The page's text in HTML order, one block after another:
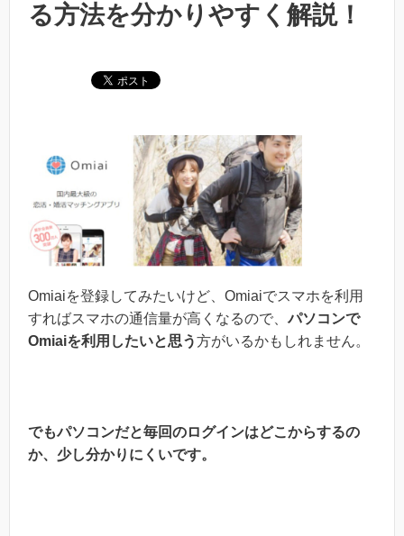
る方法を分かりやすく解説！
Omiaiを登録してみたいけど、Omiaiでスマホを利用
すればスマホの通信量が高くなるので、パソコンで
Omiaiを利用したいと思う方がいるかもしれません。
でもパソコンだと毎回のログインはどこからするの
か、少し分かりにくいです。